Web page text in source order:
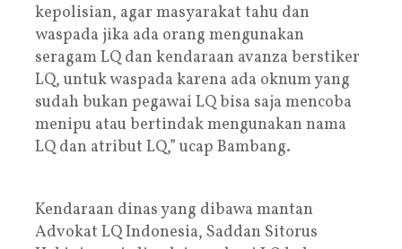
kepolisian, agar masyarakat tahu dan
waspada jika ada orang mengunakan
seragam LQ dan kendaraan avanza berstiker
LQ, untuk waspada karena ada oknum yang
sudah bukan pegawai LQ bisa saja mencoba
menipu atau bertindak mengunakan nama
LQ dan atribut LQ,” ucap Bambang.
Kendaraan dinas yang dibawa mantan
Advokat LQ Indonesia, Saddan Sitorus